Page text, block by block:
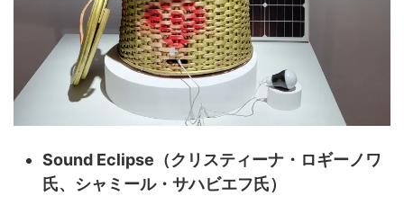
Sound Eclipse（クリスティーナ・ロギーノワ
氏、シャミール・サハビエフ氏）